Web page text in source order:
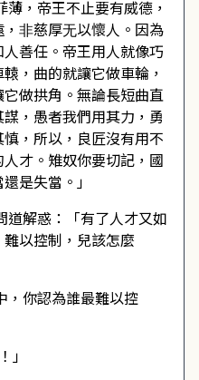
，帝王不止要有威德，
⾮慈厚⽆以懷人。因為
善任。帝王用人就像巧
，曲的就讓它做車輪，
做拱角。無論長短曲直
，愚者我們用其力，勇
，所以，良匠沒有用不
才。雉奴你要切記，國
是失當。」
道解惑：「有了人才又如
以控制，兒該怎麼
，你認為誰最難以控
」